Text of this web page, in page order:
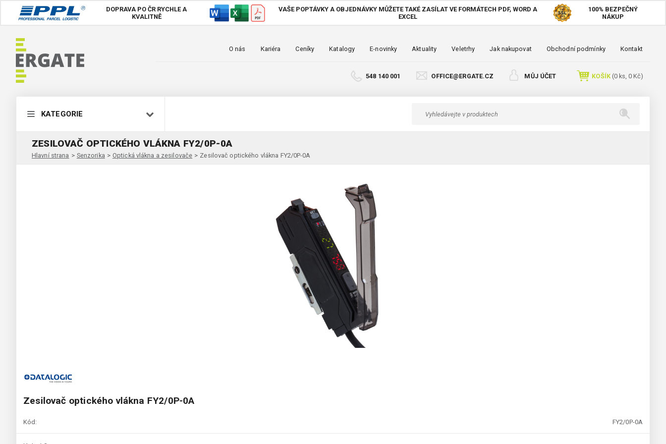
DOPRAVA PO ČR RYCHLE A
KVALITNĚ
VAŠE POPTÁVKY A OBJEDNÁVKY MŮŽETE TAKÉ ZASÍLAT VE FORMÁTECH PDF, WORD A
EXCEL
100% BEZPEČNÝ
NÁKUP
O nás Kariéra Ceníky Katalogy E-novinky Aktuality Veletrhy Jak nakupovat Obchodní podmínky Kontakt
548 140 001 OFFICE@ERGATE.CZ MŮJ ÚČET KOŠÍK(0ks, 0 Kč)
KATEGORIE
ZESILOVAČ OPTICKÉHO VLÁKNA FY2/0P-0A
Hlavní strana > Senzorika > Optická vlákna a zesilovače > Zesilovač optického vlákna FY2/0P-0A
Zesilovač optického vlákna FY2/0P-0A
Kód: FY2/0P-0A